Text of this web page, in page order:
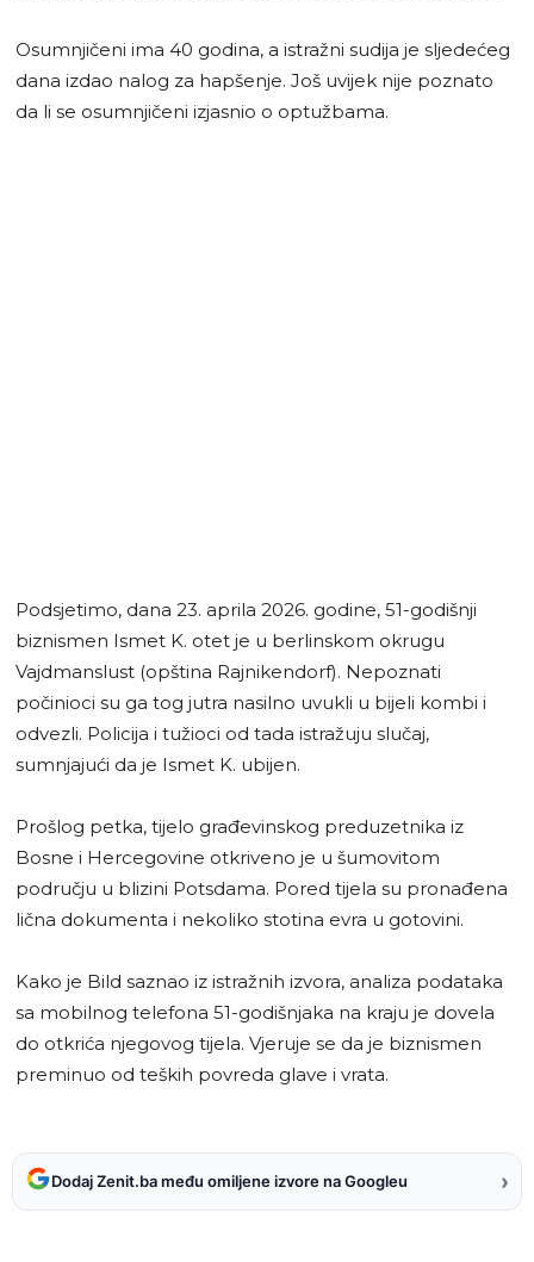
Osumnjičeni ima 40 godina, a istražni sudija je sljedećeg
dana izdao nalog za hapšenje. Još uvijek nije poznato
da li se osumnjičeni izjasnio o optužbama.
Podsjetimo, dana 23. aprila 2026. godine, 51-godišnji
biznismen Ismet K. otet je u berlinskom okrugu
Vajdmanslust (opština Rajnikendorf). Nepoznati
počinioci su ga tog jutra nasilno uvukli u bijeli kombi i
odvezli. Policija i tužioci od tada istražuju slučaj,
sumnjajući da je Ismet K. ubijen.
Prošlog petka, tijelo građevinskog preduzetnika iz
Bosne i Hercegovine otkriveno je u šumovitom
području u blizini Potsdama. Pored tijela su pronađena
lična dokumenta i nekoliko stotina evra u gotovini.
Kako je Bild saznao iz istražnih izvora, analiza podataka
sa mobilnog telefona 51-godišnjaka na kraju je dovela
do otkrića njegovog tijela. Vjeruje se da je biznismen
preminuo od teških povreda glave i vrata.
Dodaj Zenit.ba među omiljene izvore na Googleu ›